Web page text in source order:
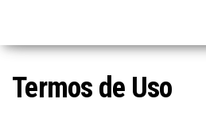
Termos de Uso